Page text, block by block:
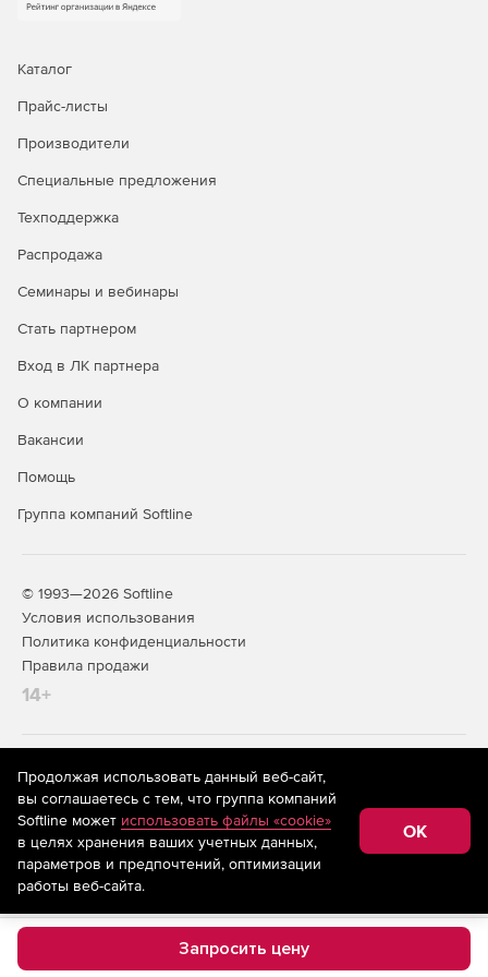
Запросить цену
Каталог
Прайс-листы
Производители
Специальные предложения
Техподдержка
Распродажа
Семинары и вебинары
Стать партнером
Вход в ЛК партнера
О компании
Вакансии
Помощь
Группа компаний Softline
© 1993—2026 Softline
Условия использования
Политика конфиденциальности
Правила продажи
14+
На информационном ресурсе store.softline.ru применяются
рекомендательные технологии
(информационные технологии
предоставления информации на основе сбора,
систематизации и анализа сведений, относящихся к
предпочтениям пользователей сети «Интернет»,
находящихся на территории Российской Федерации)
Продолжая использовать данный веб-сайт,
вы соглашаетесь с тем, что группа компаний
Softline может использовать файлы «cookie»
в целях хранения ваших учетных данных,
параметров и предпочтений, оптимизации
работы веб-сайта.
OK